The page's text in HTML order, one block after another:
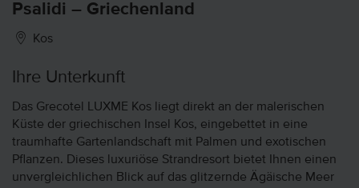
Psalidi – Griechenland
Kos
Ihre Unterkunft
Das Grecotel LUXME Kos liegt direkt an der malerischen
Küste der griechischen Insel Kos, eingebettet in eine
traumhafte Gartenlandschaft mit Palmen und exotischen
Pflanzen. Dieses luxuriöse Strandresort bietet Ihnen einen
unvergleichlichen Blick auf das glitzernde Ägäische Meer